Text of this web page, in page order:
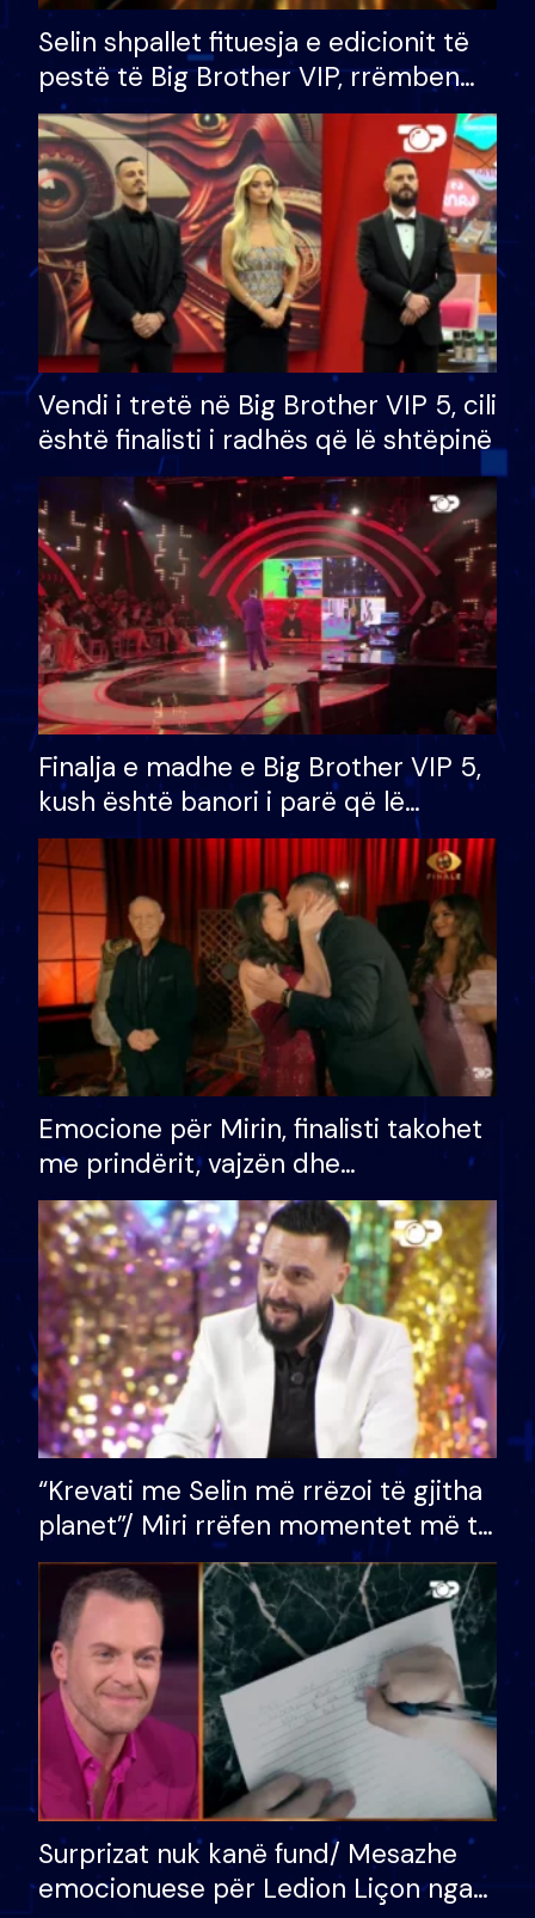
Selin shpallet fituesja e edicionit të
pestë të Big Brother VIP, rrëmben
çmimin e madh prej 100 mijë eurosh
Vendi i tretë në Big Brother VIP 5, cili
është finalisti i radhës që lë shtëpinë
Finalja e madhe e Big Brother VIP 5,
kush është banori i parë që lë
shtëpinë dhe humb mundësinë për
të fituar çmimin e madh
Emocione për Mirin, finalisti takohet
me prindërit, vajzën dhe
bashkëshorten: S’kemi ndonjë letër
divorci apo jo?
“Krevati me Selin më rrëzoi të gjitha
planet”/ Miri rrëfen momentet më të
bukura në shtëpinë e BB VIP: Do më
mungojë zilja e mëngjesit kur…
Surprizat nuk kanë fund/ Mesazhe
emocionuese për Ledion Liçon nga